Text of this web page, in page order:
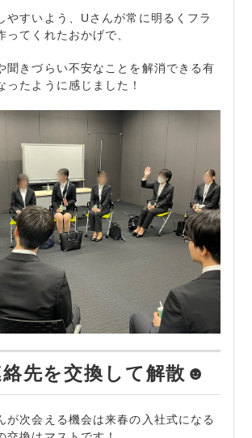
やすいよう、Uさんが常に明るくフラ
ってくれたおかげで、
聞きづらい不安なことを解消できる有
ったように感じました！
先を交換して解散☻
が次会える機会は来春の入社式になる